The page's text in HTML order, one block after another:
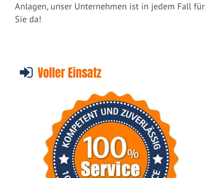
Anlagen, unser Unternehmen ist in jedem Fall für
Sie da!
Voller Einsatz